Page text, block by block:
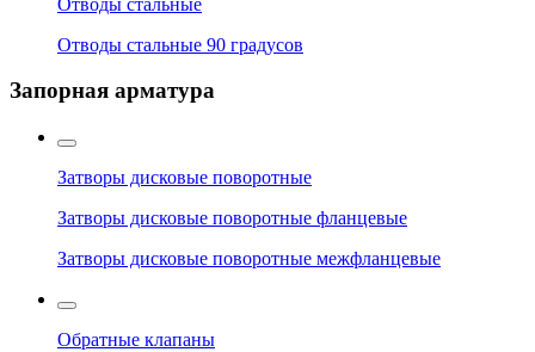
Отводы стальные 90 градусов
Запорная арматура
Затворы дисковые поворотные
Затворы дисковые поворотные фланцевые
Затворы дисковые поворотные межфланцевые
Обратные клапаны